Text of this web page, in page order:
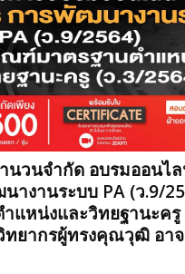
นวนจำกัด อบรมออนไ
างานระบบ PA (ว.9/
แหน่งและวิทยฐานะครู
ทยากรผู้ทรงคุณวุฒิ อาจ